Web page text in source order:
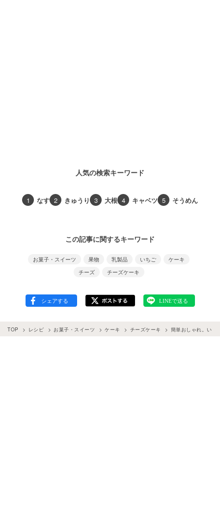
人気の検索キーワード
1 なす 2 きゅうり 3 大根 4 キャベツ 5 そうめん
この記事に関するキーワード
お菓子・スイーツ 果物 乳製品 いちご
ケーキ
チーズ
チーズケーキ
TOP レシピ お菓子・スイーツ ケーキ チーズケーキ 簡単おしゃれ。いち